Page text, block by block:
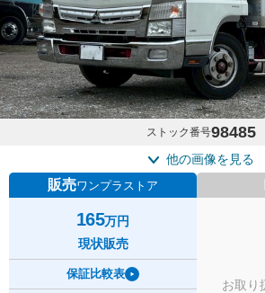
ストック番号98485
他の画像を見る
販売ワンプラストア
165万円
現状販売
保証比較表
お取り